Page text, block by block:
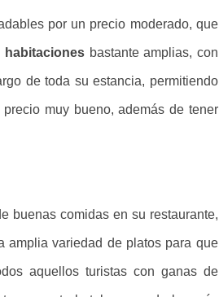
por un precio moderado, que
habitaciones bastante amplias, con
de toda su estancia, permitiendo
muy bueno, además de tener
buenas comidas en su restaurante,
amplia variedad de platos para que
aquellos turistas con ganas de